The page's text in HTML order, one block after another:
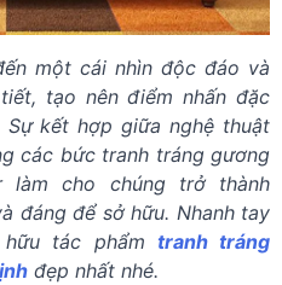
một cái nhìn độc đáo và
tạo nên điểm nhấn đặc
kết hợp giữa nghệ thuật
các bức tranh tráng gương
làm cho chúng trở thành
đáng để sở hữu. Nhanh tay
tác phẩm tranh tráng
đẹp nhất nhé.